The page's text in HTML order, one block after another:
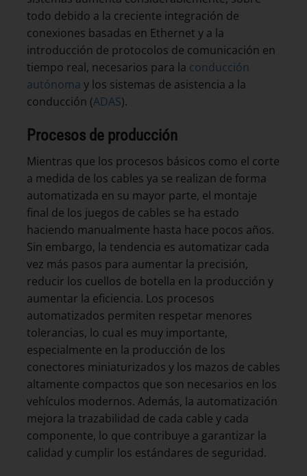
todo debido a la creciente integración de
conexiones basadas en Ethernet y a la
introducción de protocolos de comunicación en
tiempo real, necesarios para la conducción
autónoma y los sistemas de asistencia a la
conducción (ADAS).
Procesos de producción
Mientras que los procesos básicos como el corte
a medida de los cables ya se realizan de forma
automatizada en su mayor parte, el montaje
final de los juegos de cables se ha estado
haciendo manualmente hasta hace pocos años.
Sin embargo, la tendencia es automatizar cada
vez más pasos para aumentar la precisión,
reducir los cuellos de botella en la producción y
aumentar la eficiencia. Los procesos
automatizados permiten respetar menores
tolerancias, lo cual es muy importante,
especialmente en la producción de los
conectores miniaturizados y los mazos de cables
altamente compactos que son necesarios en los
vehículos modernos. Además, la automatización
mejora la trazabilidad de cada cable y cada
componente, lo que contribuye a garantizar la
calidad y cumplir los estándares de seguridad.